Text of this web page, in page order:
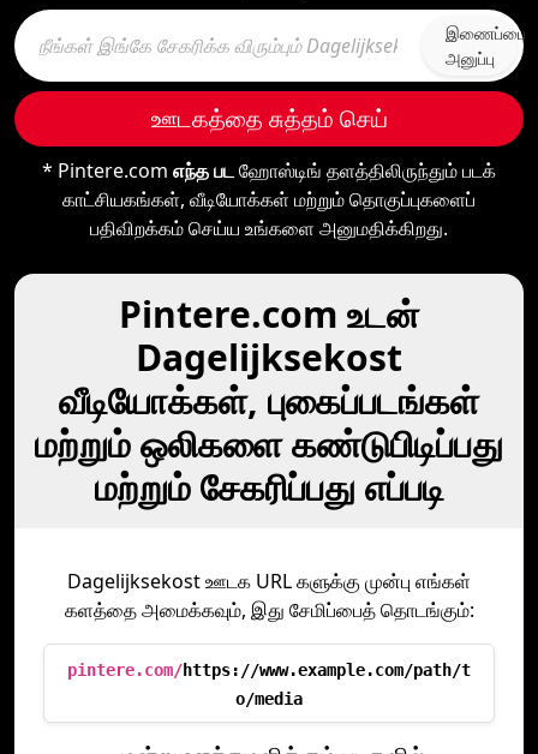
இணைப்பை
அனுப்பு
ஊடகத்தை சுத்தம் செய்
* Pintere.com எந்த படஹோஸ்டிங் தளத்திலிருந்தும் படக்
காட்சியகங்கள், வீடியோக்கள் மற்றும் தொகுப்புகளைப்
பதிவிறக்கம் செய்ய உங்களை அனுமதிக்கிறது.
Pintere.com உடன்
Dagelijksekost
வீடியோக்கள், புகைப்படங்கள்
மற்றும் ஒலிகளை கண்டுபிடிப்பது
மற்றும் சேகரிப்பது எப்படி
Dagelijksekost ஊடக URL களுக்கு முன்பு எங்கள்
களத்தை அமைக்கவும், இது சேமிப்பைத் தொடங்கும்:
pintere.com/https://www.example.com/path/t
o/media